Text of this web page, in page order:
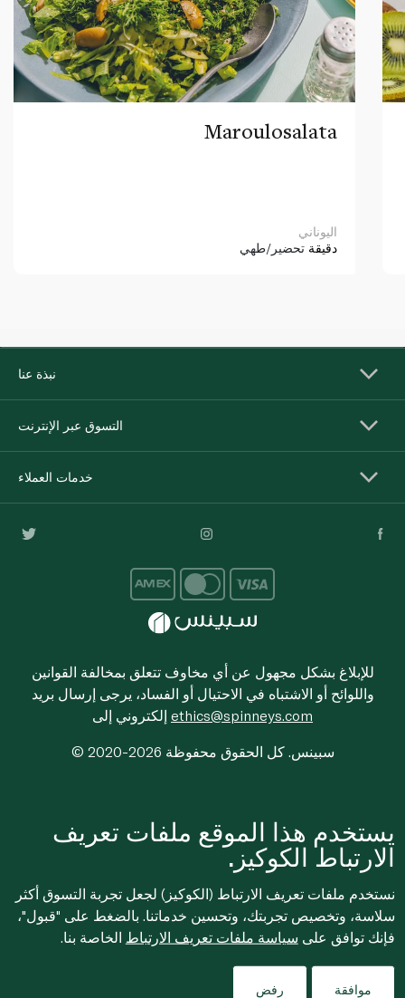
Maroulosalata
اليوناني
دقيقة تحضير/طهي
نبذة عنا
التسوق عبر الإنترنت
خدمات العملاء
للإبلاغ بشكل مجهول عن أي مخاوف تتعلق بمخالفة القوانين
واللوائح أو الاشتباه في الاحتيال أو الفساد، يرجى إرسال بريد
ethics@spinneys.com
© 2020-2026 سبينس. كل الحقوق محفوظة
يستخدم هذا الموقع ملفات تعريف
الارتباط الكوكيز.
نستخدم ملفات تعريف الارتباط (الكوكيز) لجعل تجربة التسوق أكثر
سلاسة، وتخصيص تجربتك، وتحسين خدماتنا. بالضغط على "قبول"،
فإنك توافق على سياسة ملفات تعريف الارتباط الخاصة بنا.
موافقة رفض